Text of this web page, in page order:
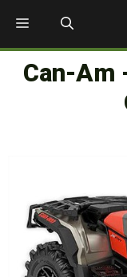
קאן אם אאוטלנדר - Can-Am